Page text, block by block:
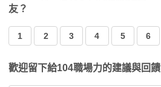
友？
1 2 3 4 5 6
歡迎留下給104職場力的建議與回饋